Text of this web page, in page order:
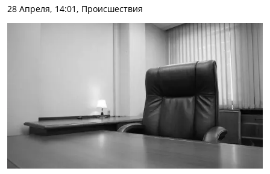
28 Апреля, 14:01, Происшествия